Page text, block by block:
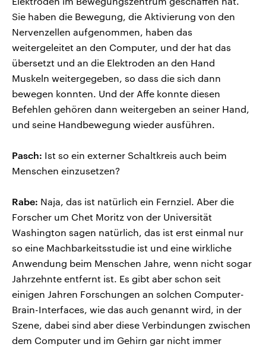
Sie haben die Bewegung, die Aktivierung von den
Nervenzellen aufgenommen, haben das
weitergeleitet an den Computer, und der hat das
übersetzt und an die Elektroden an den Hand
Muskeln weitergegeben, so dass die sich dann
bewegen konnten. Und der Affe konnte diesen
Befehlen gehören dann weitergeben an seiner Hand,
und seine Handbewegung wieder ausführen.
Pasch: Ist so ein externer Schaltkreis auch beim
Menschen einzusetzen?
Rabe: Naja, das ist natürlich ein Fernziel. Aber die
Forscher um Chet Moritz von der Universität
Washington sagen natürlich, das ist erst einmal nur
so eine Machbarkeitsstudie ist und eine wirkliche
Anwendung beim Menschen Jahre, wenn nicht sogar
Jahrzehnte entfernt ist. Es gibt aber schon seit
einigen Jahren Forschungen an solchen Computer-
Brain-Interfaces, wie das auch genannt wird, in der
Szene, dabei sind aber diese Verbindungen zwischen
dem Computer und im Gehirn gar nicht immer